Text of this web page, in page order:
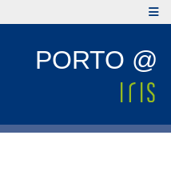
PORTO @